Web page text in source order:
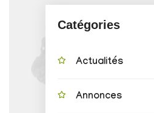
Catégories
Actualités
Annonces